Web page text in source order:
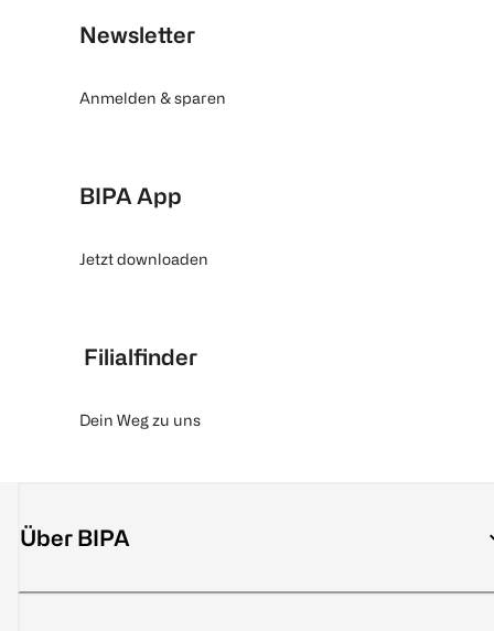
Newsletter
Anmelden & sparen
BIPA App
Jetzt downloaden
Filialfinder
Dein Weg zu uns
Über BIPA